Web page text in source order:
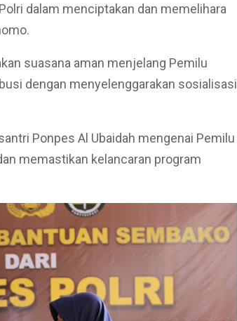
dalam menciptakan dan memelihara
suasana aman menjelang Pemilu
dengan menyelenggarakan sosialisasi
Ponpes Al Ubaidah mengenai Pemilu
memastikan kelancaran program